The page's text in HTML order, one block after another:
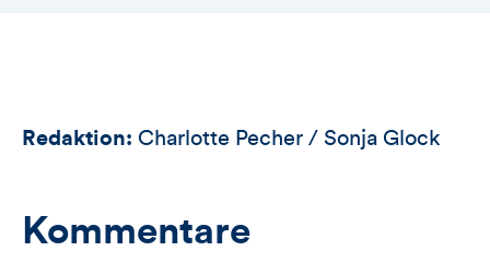
Redaktion: Charlotte Pecher / Sonja Glock
Kommentare